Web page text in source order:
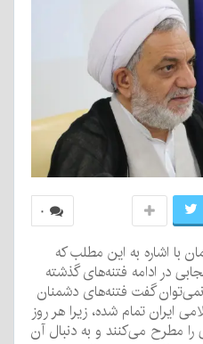
۰
با اشاره به این مطلب که
در ادامه فتنه‌های گذشته
گفت فتنه‌های دشمنان
ایران تمام شده، زیرا هر روز
را مطرح می‌کنند و به دنبال آن